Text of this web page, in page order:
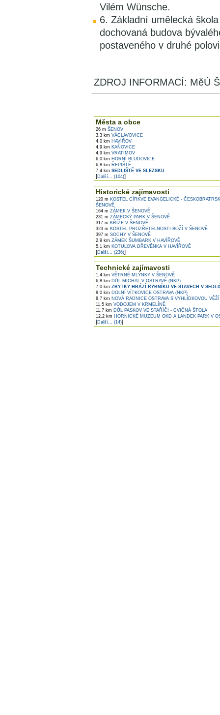
Vilém Wünsche.
6. Základní umělecká
dochovaná budova
postaveného v druhé
ZDROJ INFORMACÍ: MěÚ
Města a obce
26 m ŠENOV
3,3 km VÁCLAVOVICE
4,0 km HAVÍŘOV
4,9 km KAŇOVICE
4,9 km VRATIMOV
6,0 km HORNÍ BLUDOVICE
6,8 km ŘEPIŠTĚ
7,4 km SEDLIŠTĚ VE SLEZSKU
[Další... (104)]
Historické zajímavosti
120 m KOSTEL CÍRKVE EVANGELICKÉ -
ŠENOVĚ
164 m ZÁMEK V ŠENOVĚ
231 m ZÁMECKÝ PARK V ŠENOVĚ
317 m KŘÍŽE V ŠENOVĚ
323 m KOSTEL PROZŘETELNOSTI BOŽÍ V ŠENOVĚ
397 m SOCHY V ŠENOVĚ
2,9 km ZÁMEK ŠUMBARK V HAVÍŘOVĚ
5,1 km KOTULOVA DŘEVĚNKA V HAVÍŘOVĚ
[Další... (236)]
Technické zajímavosti
1,4 km VĚTRNÉ MLÝNKY V ŠENOVĚ
6,8 km DŮL MICHAL V OSTRAVĚ (NKP)
7,0 km ZBYTKY HRÁZÍ RYBNÍKU VE STAVECH V
8,0 km DOLNÍ VÍTKOVICE OSTRAVA (NKP)
8,7 km NOVÁ RADNICE OSTRAVA S VYHLÍDKOVOU VĚŽÍ
11,5 km VODOJEM V KRMELÍNĚ
11,7 km DŮL PASKOV VE STAŘÍČI - CVIČNÁ ŠTOLA
12,2 km HORNICKÉ MUZEUM OKD A LANDEK PARK V
[Další... (14)]